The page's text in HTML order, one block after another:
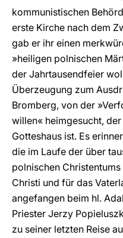
kommunistischen
erste Kirche nach dem
gab er ihr einen
»heiligen polnischen
der Jahrtausendfeier
Überzeugung zum
Bromberg, von der
willen« heimgesucht,
Gotteshaus ist. Es
die im Laufe der über
polnischen
Christi und für das
angefangen beim hl.
Priester Jerzy
zu seiner letzten Reise